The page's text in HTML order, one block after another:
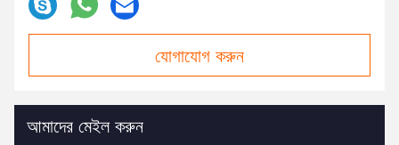
যোগাযোগ করুন
আমাদের মেইল ​​করুন